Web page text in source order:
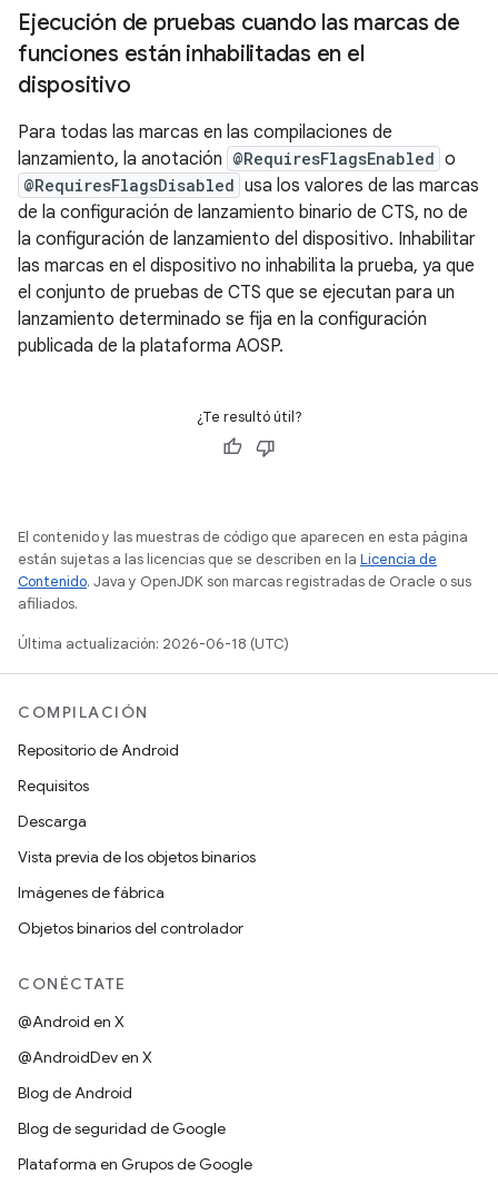
Ejecución de pruebas cuando las marcas de
funciones están inhabilitadas en el
dispositivo
Para todas las marcas en las compilaciones de
lanzamiento, la anotación @RequiresFlagsEnabled o
@RequiresFlagsDisabled usa los valores de las marcas
de la configuración de lanzamiento binario de CTS, no de
la configuración de lanzamiento del dispositivo. Inhabilitar
las marcas en el dispositivo no inhabilita la prueba, ya que
el conjunto de pruebas de CTS que se ejecutan para un
lanzamiento determinado se fija en la configuración
publicada de la plataforma AOSP.
¿Te resultó útil?
El contenido y las muestras de código que aparecen en esta página
están sujetas a las licencias que se describen en la Licencia de
Contenido. Java y OpenJDK son marcas registradas de Oracle o sus
afiliados.
Última actualización: 2026-06-18 (UTC)
COMPILACIÓN
Repositorio de Android
Requisitos
Descarga
Vista previa de los objetos binarios
Imágenes de fábrica
Objetos binarios del controlador
CONÉCTATE
@Android en X
@AndroidDev en X
Blog de Android
Blog de seguridad de Google
Plataforma en Grupos de Google